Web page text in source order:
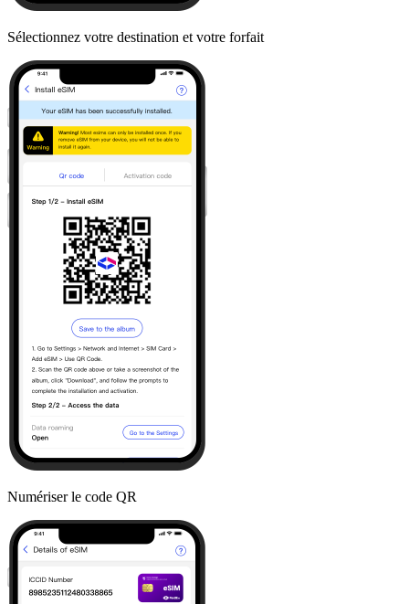
Sélectionnez votre destination et votre forfait
Numériser le code QR